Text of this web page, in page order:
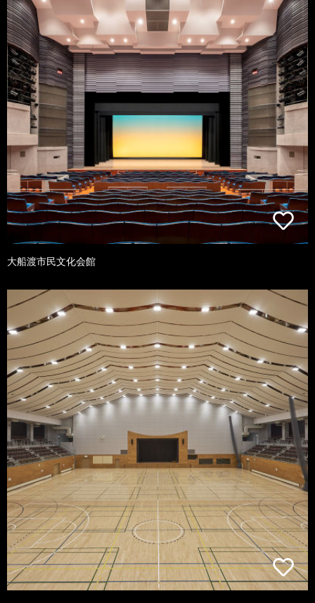
大船渡市民文化会館